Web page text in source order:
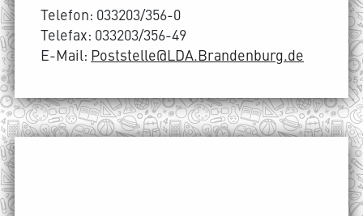
Telefon: 033203/356-0
Telefax: 033203/356-49
E-Mail: Poststelle@LDA.Brandenburg.de